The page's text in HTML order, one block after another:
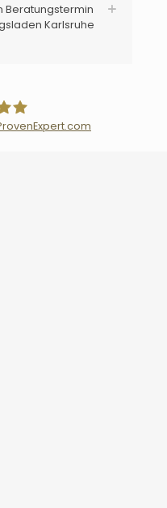
Beratungstermin
Karlsruhe